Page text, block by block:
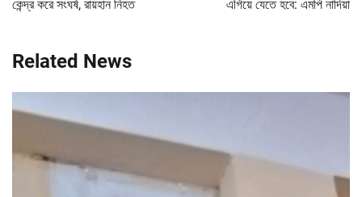
কেন্দ্র করে সংঘর্ষ, রায়হান নিহত
এগিয়ে যেতে হবে: এমপি নাদিয়া
Related News